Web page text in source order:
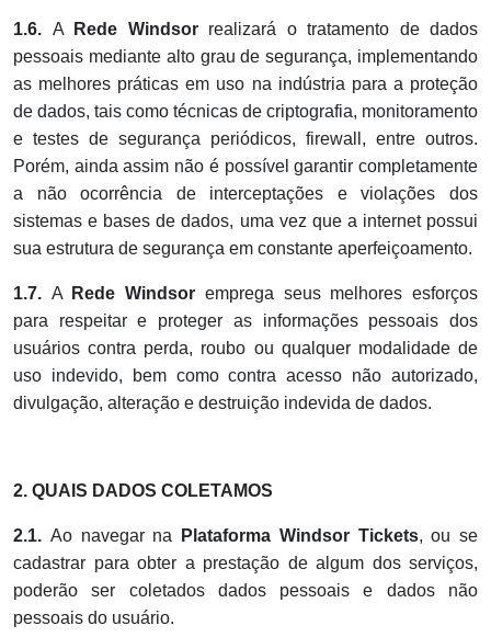
1.6. A Rede Windsorrealizará o tratamento de dados
pessoais mediante alto grau de segurança, implementando
as melhores práticas em uso na indústria para a proteção
de dados, tais como técnicas de criptografia, monitoramento
e testes de segurança periódicos, firewall, entre outros.
Porém, ainda assim não é possível garantir completamente
a não ocorrência de interceptações e violações dos
sistemas e bases de dados, uma vez que a internet possui
sua estrutura de segurança em constante aperfeiçoamento.
1.7. A Rede Windsor emprega seus melhores esforços
para respeitar e proteger as informações pessoais dos
usuários contra perda, roubo ou qualquer modalidade de
uso indevido, bem como contra acesso não autorizado,
divulgação, alteração e destruição indevida de dados.
2. QUAIS DADOS COLETAMOS
2.1. Ao navegar na Plataforma Windsor Tickets, ou se
cadastrar para obter a prestação de algum dos serviços,
poderão ser coletados dados pessoais e dados não
pessoais do usuário.